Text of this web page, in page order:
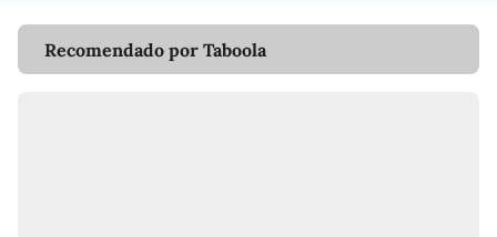
Recomendado por Taboola